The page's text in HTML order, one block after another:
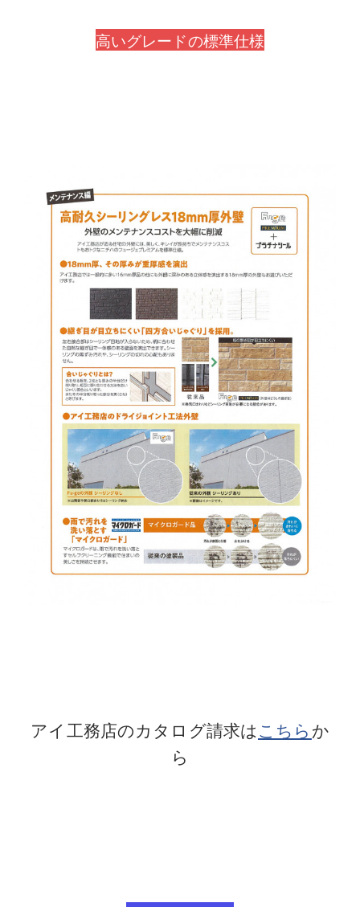
高いグレードの標準仕様
アイ工務店のカタログ請求はこちら か
ら